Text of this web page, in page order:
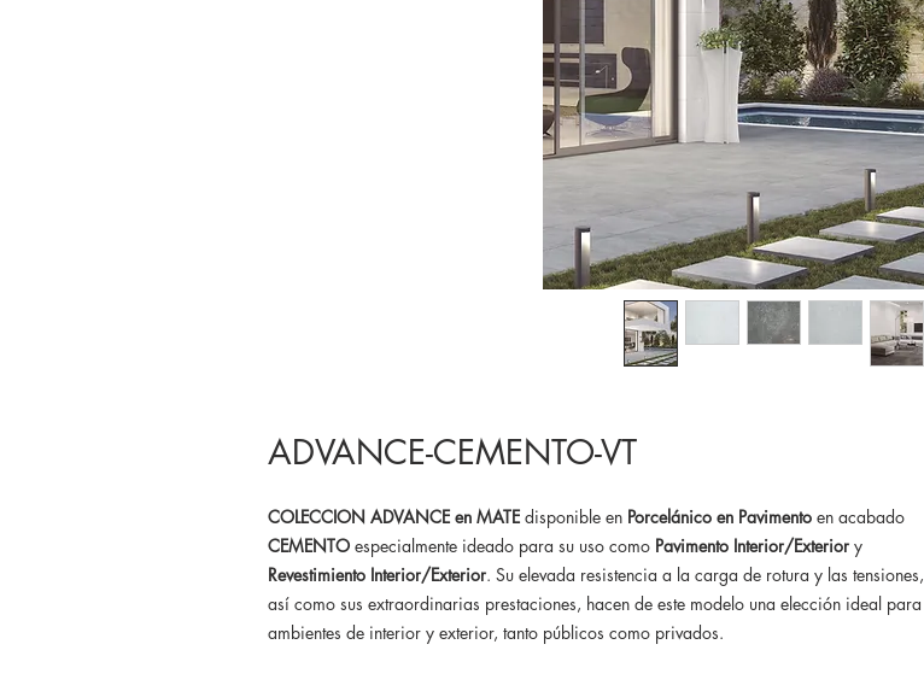
ADVANCE-CEMENTO-VT
COLECCION ADVANCE en MATE disponible en Porcelánico en Pavimento en acabado
CEMENTO especialmente ideado para su uso como Pavimento Interior/Exterior y
Revestimiento Interior/Exterior. Su elevada resistencia a la carga de rotura y las tensiones,
así como sus extraordinarias prestaciones, hacen de este modelo una elección ideal para
ambientes de interior y exterior, tanto públicos como privados.